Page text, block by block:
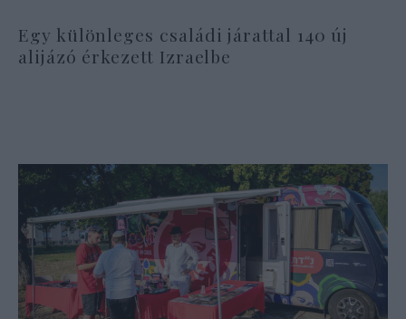
Egy különleges családi járattal 140 új
alijázó érkezett Izraelbe